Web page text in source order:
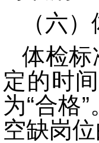
（六
体检标
定的时
为“合格
空缺岗